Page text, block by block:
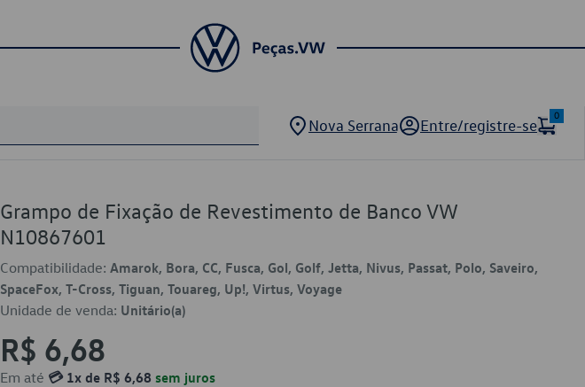
Nova Serrana Entre/registre-se
0
Grampo de Fixação de Revestimento de Banco VW
N10867601
Compatibilidade: Amarok, Bora, CC, Fusca, Gol, Golf, Jetta, Nivus, Passat, Polo, Saveiro,
SpaceFox, T-Cross, Tiguan, Touareg, Up!, Virtus, Voyage
Unidade de venda: Unitário(a)
R$ 6,68
Em até 💳 1x de R$ 6,68 sem juros